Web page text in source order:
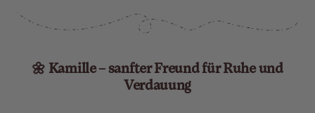
🌼 Kamille – sanfter Freund für Ruhe und
Verdauung